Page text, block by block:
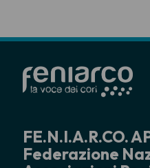
FE.N.I.A.R.CO.
Federazione